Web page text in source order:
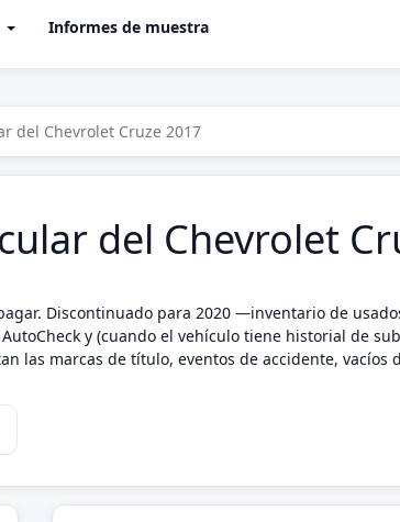
Informes de muestra
del Chevrolet Cruze 2017
del Chevrolet
Discontinuado para 2020 —inventario de
y (cuando el vehículo tiene historial de
marcas de título, eventos de accidente, vacíos